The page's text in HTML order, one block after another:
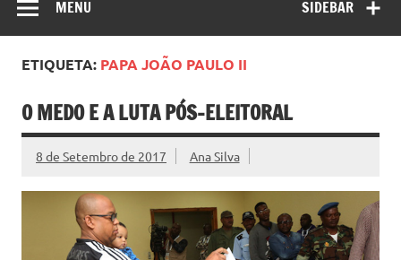
SIDEBAR
MENU
ETIQUETA: PAPA JOÃO PAULO II
O MEDO E A LUTA PÓS-ELEITORAL
8 de Setembro de 2017 Ana Silva